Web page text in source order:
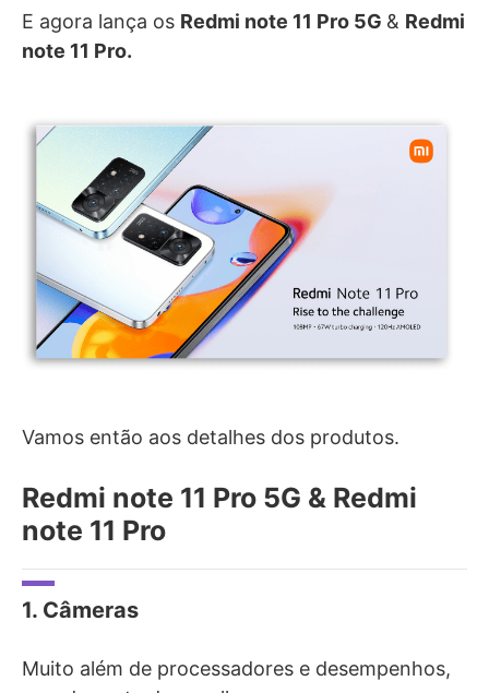
E agora lança os Redmi note 11 Pro 5G & Redmi
note 11 Pro.
Vamos então aos detalhes dos produtos.
Redmi note 11 Pro 5G & Redmi
note 11 Pro
1. Câmeras
Muito além de processadores e desempenhos,